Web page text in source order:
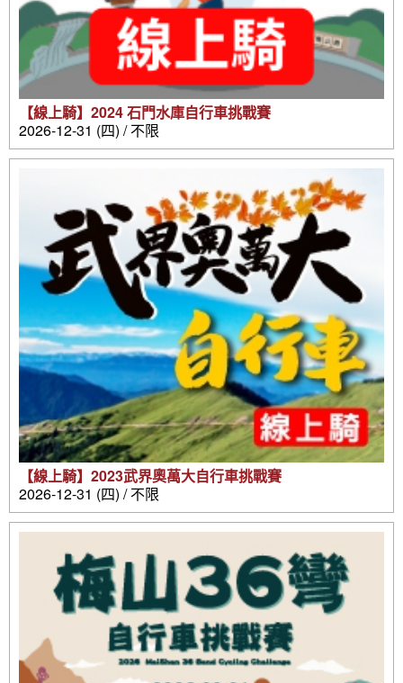
【線上騎】2024 石門水庫自行車挑戰賽
2026-12-31 (四) / 不限
【線上騎】2023武界奧萬大自行車挑戰賽
2026-12-31 (四) / 不限